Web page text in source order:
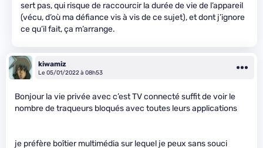
sert pas, qui risque de raccourcir la durée de vie de l’appareil
(vécu, d’où ma défiance vis à vis de ce sujet), et dont j’ignore
ce qu’il fait, ça m’arrange.
kiwamiz
Le 05/01/2022 à 08h53
Bonjour la vie privée avec c’est TV connecté suffit de voir le
nombre de traqueurs bloqués avec toutes leurs applications
je préfère boîtier multimédia sur lequel je peux sans souci